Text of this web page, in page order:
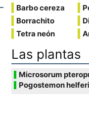
Barbo cereza
Borrachito
Tetra neón
Las plantas
Microsorum
Pogostemon helferi